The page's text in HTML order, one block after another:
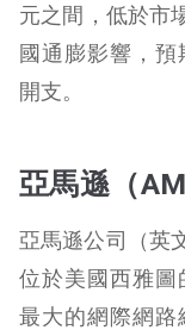
元之間，低於市
國通膨影響，
開支。
亞馬遜（
亞馬遜公司（英
位於美國西雅圖
最大的網際網路